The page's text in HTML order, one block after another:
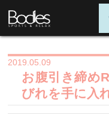
2019.05.09
お腹引き締め
びれを手に入